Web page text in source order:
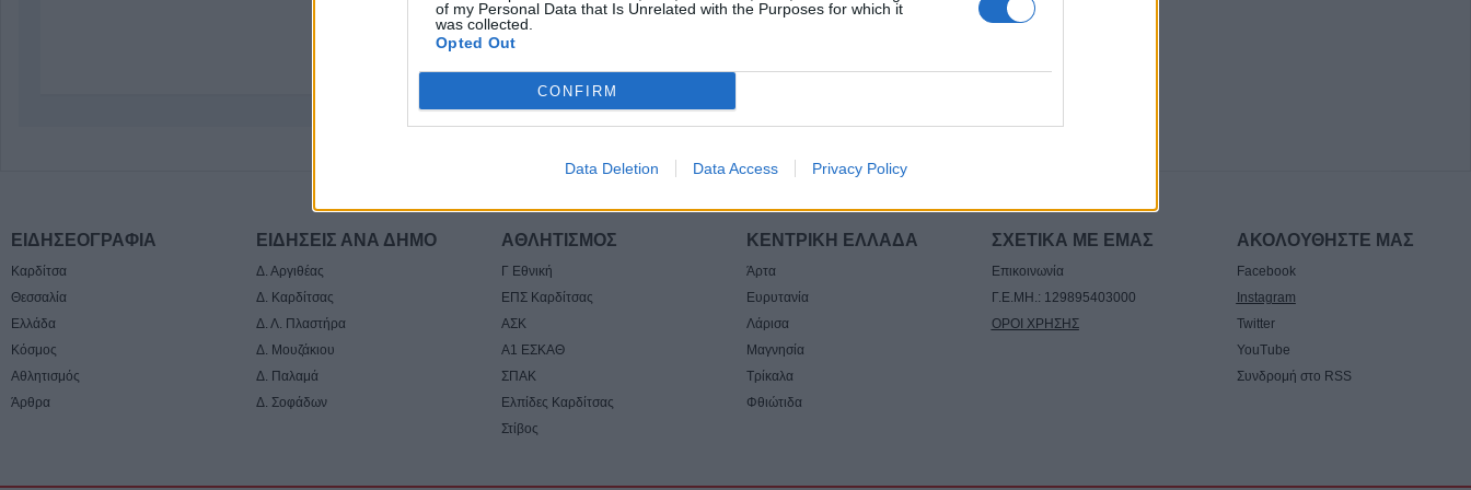
of my Personal Data that Is Unrelated with the Purposes for which it
was collected.
Opted Out
CONFIRM
Data Deletion Data Access Privacy Policy
9 Αυγούστου 2026, 17:49
Μητροπολίτη κ. Τιμόθεου το
9 Αυγούστου 2026, 16:14
Παράταση έως τις 9 Νοεμβρίου
ύδρευσης στην Τ.Κ. Αργυρίου
9 Αυγούστου 2026, 15:38
Συνεδρίαση Επιτροπής
Εκτίμησης Κινδύνου για τους
ισχυρούς ανέμους και ριπές έως 9
υποστηρικτικών διαδικασιών
ΕΙΔΗΣΕΟΓΡΑΦΙΑ
Καρδίτσα
Θεσσαλία
Ελλάδα
Κόσμος
Αθλητισμός
Άρθρα
ΕΙΔΗΣΕΙΣ ΑΝΑ ΔΗΜΟ
Δ. Αργιθέας
Δ. Καρδίτσας
Δ. Λ. Πλαστήρα
Δ. Μουζάκιου
Δ. Παλαμά
Δ. Σοφάδων
ΑΘΛΗΤΙΣΜΟΣ
Γ Εθνική
ΕΠΣ Καρδίτσας
ΑΣΚ
Α1 ΕΣΚΑΘ
ΣΠΑΚ
Ελπίδες Καρδίτσας
Στίβος
ΚΕΝΤΡΙΚΗ ΕΛΛΑΔΑ
Άρτα
Ευρυτανία
Λάρισα
Μαγνησία
Τρίκαλα
Φθιώτιδα
ΣΧΕΤΙΚΑ ΜΕ ΕΜΑΣ
Επικοινωνία
Γ.Ε.ΜΗ.: 129895403000
ΟΡΟΙ ΧΡΗΣΗΣ
ΑΚΟΛΟΥΘΗΣΤΕ ΜΑΣ
Facebook
Instagram
Twitter
YouTube
Συνδρομή στο RSS